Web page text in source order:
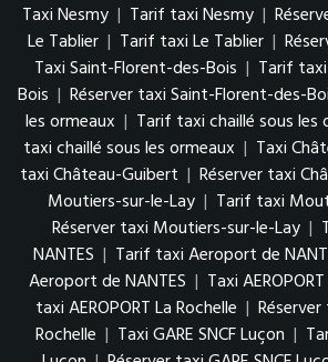
Taxi Nesmy | Tarif taxi Nesmy |
Le Tablier | Tarif taxi Le Tablier |
Taxi Saint-Florent-des-Bois | Tarif
Bois | Réserver taxi Saint-Florent-des-
les ormeaux | Tarif taxi chaillé sous les
taxi chaillé sous les ormeaux | Taxi
taxi Château-Guibert | Réserver taxi
Moutiers-sur-le-Lay | Tarif taxi
Réserver taxi Moutiers-sur-le-Lay |
NANTES | Tarif taxi Aeroport de
Aeroport de NANTES | Taxi
taxi AEROPORT La Rochelle | Réserver
Rochelle | Taxi GARE SNCF Luçon |